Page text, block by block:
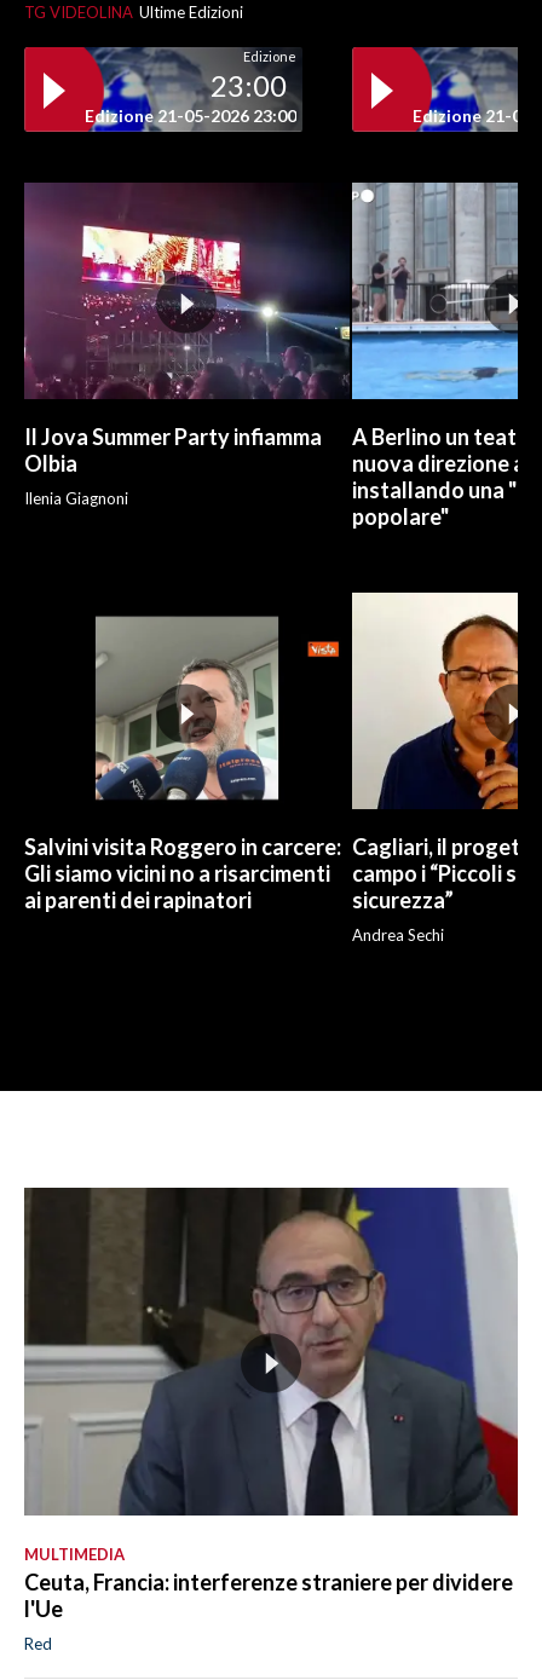
TG VIDEOLINA Ultime Edizioni
Edizione
23:00
Edizione 21-05-2026 23:00 Edizione 21-05-
Il Jova Summer Party infiamma
Olbia
Ilenia Giagnoni
A Berlino un
nuova direzione
installando una
popolare"
Salvini visita Roggero in carcere:
Gli siamo vicini no a risarcimenti
ai parenti dei rapinatori
Cagliari, il
campo i “Piccoli
sicurezza”
Andrea Sechi
MULTIMEDIA
Ceuta, Francia: interferenze straniere per dividere
l'Ue
Red